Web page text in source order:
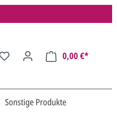
0,00 €*
Sonstige Produkte